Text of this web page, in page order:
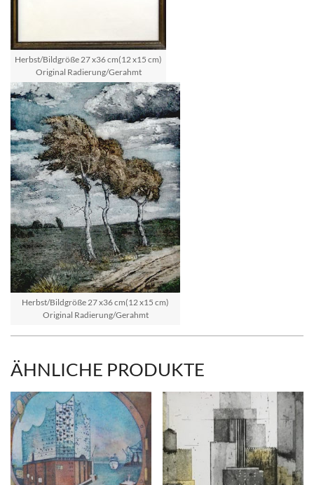
Herbst/Bildgröße 27 x36 cm(12 x15 cm)
Original Radierung/Gerahmt
Herbst/Bildgröße 27 x36 cm(12 x15 cm)
Original Radierung/Gerahmt
ÄHNLICHE PRODUKTE